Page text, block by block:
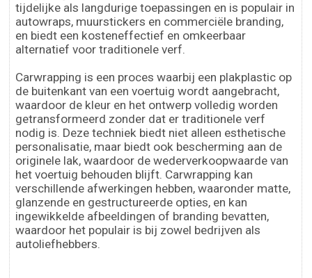
tijdelijke als langdurige toepassingen en is populair in
autowraps, muurstickers en commerciële branding,
en biedt een kosteneffectief en omkeerbaar
alternatief voor traditionele verf.
Carwrapping is een proces waarbij een plakplastic op
de buitenkant van een voertuig wordt aangebracht,
waardoor de kleur en het ontwerp volledig worden
getransformeerd zonder dat er traditionele verf
nodig is. Deze techniek biedt niet alleen esthetische
personalisatie, maar biedt ook bescherming aan de
originele lak, waardoor de wederverkoopwaarde van
het voertuig behouden blijft. Carwrapping kan
verschillende afwerkingen hebben, waaronder matte,
glanzende en gestructureerde opties, en kan
ingewikkelde afbeeldingen of branding bevatten,
waardoor het populair is bij zowel bedrijven als
autoliefhebbers.